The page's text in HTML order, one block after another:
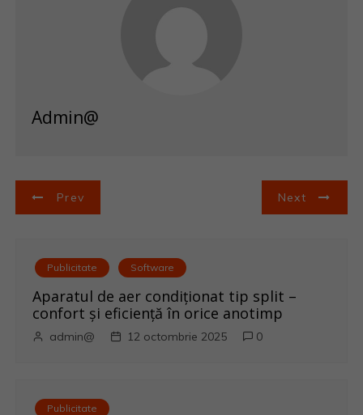
Admin@
N
Prev Next
Publicitate Software
Aparatul de aer condiționat tip split –
confort și eficiență în orice anotimp
admin@ 12 octombrie 2025 0
Publicitate